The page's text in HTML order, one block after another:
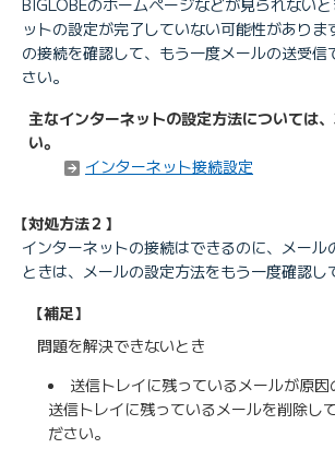
ットの設定が完了していない可能性がありま
の接続を確認して、もう一度メールの送受信
さい。
主なインターネットの設定方法については
い。
インターネット接続設定
【対処方法２】
インターネットの接続はできるのに、メール
ときは、メールの設定方法をもう一度確認し
【補足】
問題を解決できないとき
送信トレイに残っているメールが原因
送信トレイに残っているメールを削除し
ださい。